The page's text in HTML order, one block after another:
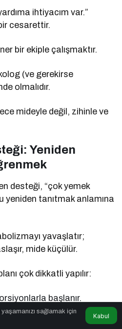
ihtiyacım var.”
cesarettir.
bir ekiple çalışmaktır.
(ve gerekirse
olmalıdır.
mideyle değil, zihinle ve
Yeniden
desteği, “çok yemek
yeniden tanıtmak anlamına
yavaşlatır;
mide küçülür.
çok dikkatli yapılır:
başlanır.
alıştıkça öğünler yavaş
sağlamak için
Kabul